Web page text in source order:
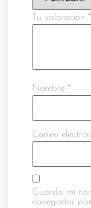
Tu valoración *
Nombre *
Correo
Guarda mi
navegador